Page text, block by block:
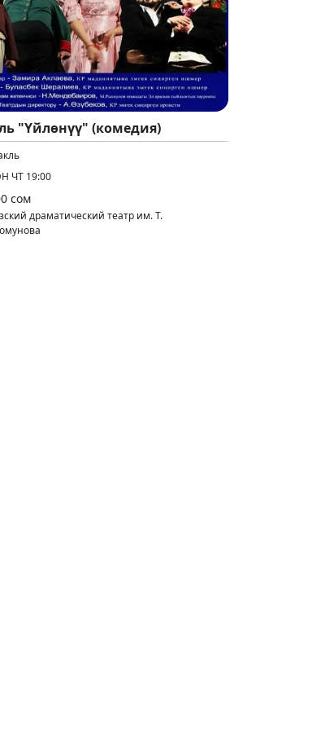
"Үйлөнүү" (комедия)
ЧТ 19:00
сом
драматический театр им. Т.